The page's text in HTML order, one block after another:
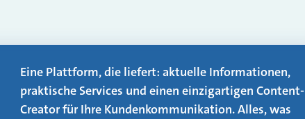
Eine Plattform, die liefert: aktuelle Informationen,
praktische Services und einen einzigartigen Content-
Creator für Ihre Kundenkommunikation. Alles, was